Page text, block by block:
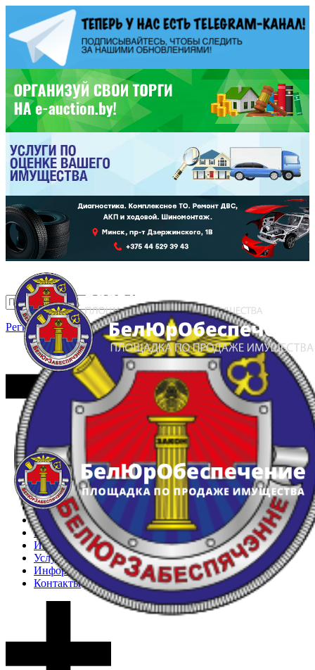
Регистрация Вход
Главная
Арестованное имущество
Реестр несостоявшихся торгов
Реестр переоценок
Частное имущество
Государственное имущество
Интернет-магазин
Интернет-витрина
Услуги
Информация
Контакты